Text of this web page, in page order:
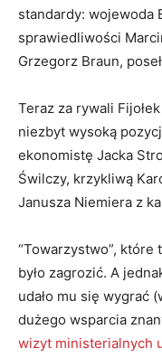
standardy: wojewoda
sprawiedliwości
Grzegorz Braun,
Teraz za rywali
niezbyt wysoką
ekonomistę Jacka
Świlczy, krzykliwą
Janusza Niemiera z
“Towarzystwo”,
było zagrozić. A
udało mu się wygrać
dużego wsparcia
wizyt ministerialnych